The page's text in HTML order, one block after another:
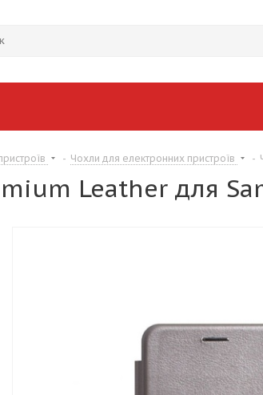
- Чохли для електронних пристроїв -
Leather для